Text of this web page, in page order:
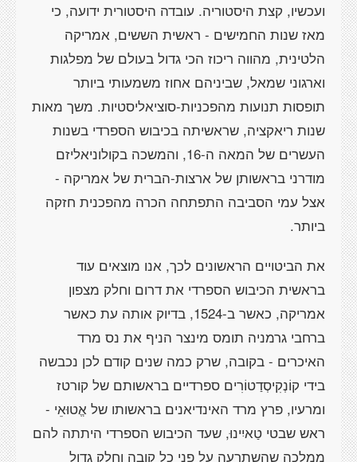
ועכשיו, קצת היסטוריה. עובדה היסטורית ידועה, כי
מאז שנות החמישים - ראשית הששים, אמריקה
הלטינית, מהווה ריכוז הכי גדול בעולם של מפלגות
וארגוני שמאל, שביניהם אחוז משמעותי ביותר
תופסות תנועות מהפכניות-סוציאליסטיות. משך מאות
שנות ריאקציה, שראשיתה בכיבוש הספרדי בשנות
העשרים של המאה ה-16, והמשכה בקולוניאליזם
מודרני בראשותן של ארצות-הברית של אמריקה -
אצל עמי הסביבה התפתחה הכרה מהפכנית חזקה
ביותר.
את הביטויים הראשונים לכך, אנו מוצאים עוד
בראשית הכיבוש הספרדי את דרום וחלק מצפון
אמריקה, כאשר ב-1524, בדיוק אותה עת כאשר
ברחבי גרמניה תומס מינצר הניף את נס מרד
האיכרים - בקובה, שרק כמה שנים קודם לכן נכבשה
בידי קוֹנְקִיסְדַטוֹרִים ספרדיים בראשותם של קורטז
ומרעיו, פרץ מרד האינדיאנים בראשותו של אֱטוּאֵי -
ראש שבטי טַאיִינוּ, שעד הכיבוש הספרדי היתתה להם
ממלכה שהשתרעה על פני כל קובה וחלק גדול